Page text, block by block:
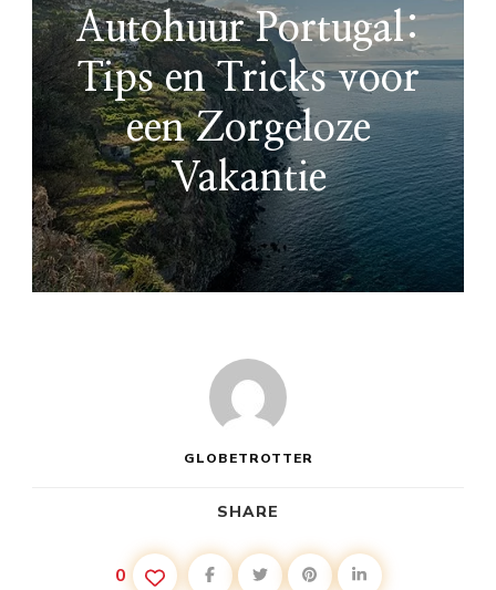
Autohuur Portugal:
Tips en Tricks voor
een Zorgeloze
Vakantie
GLOBETROTTER
SHARE
0